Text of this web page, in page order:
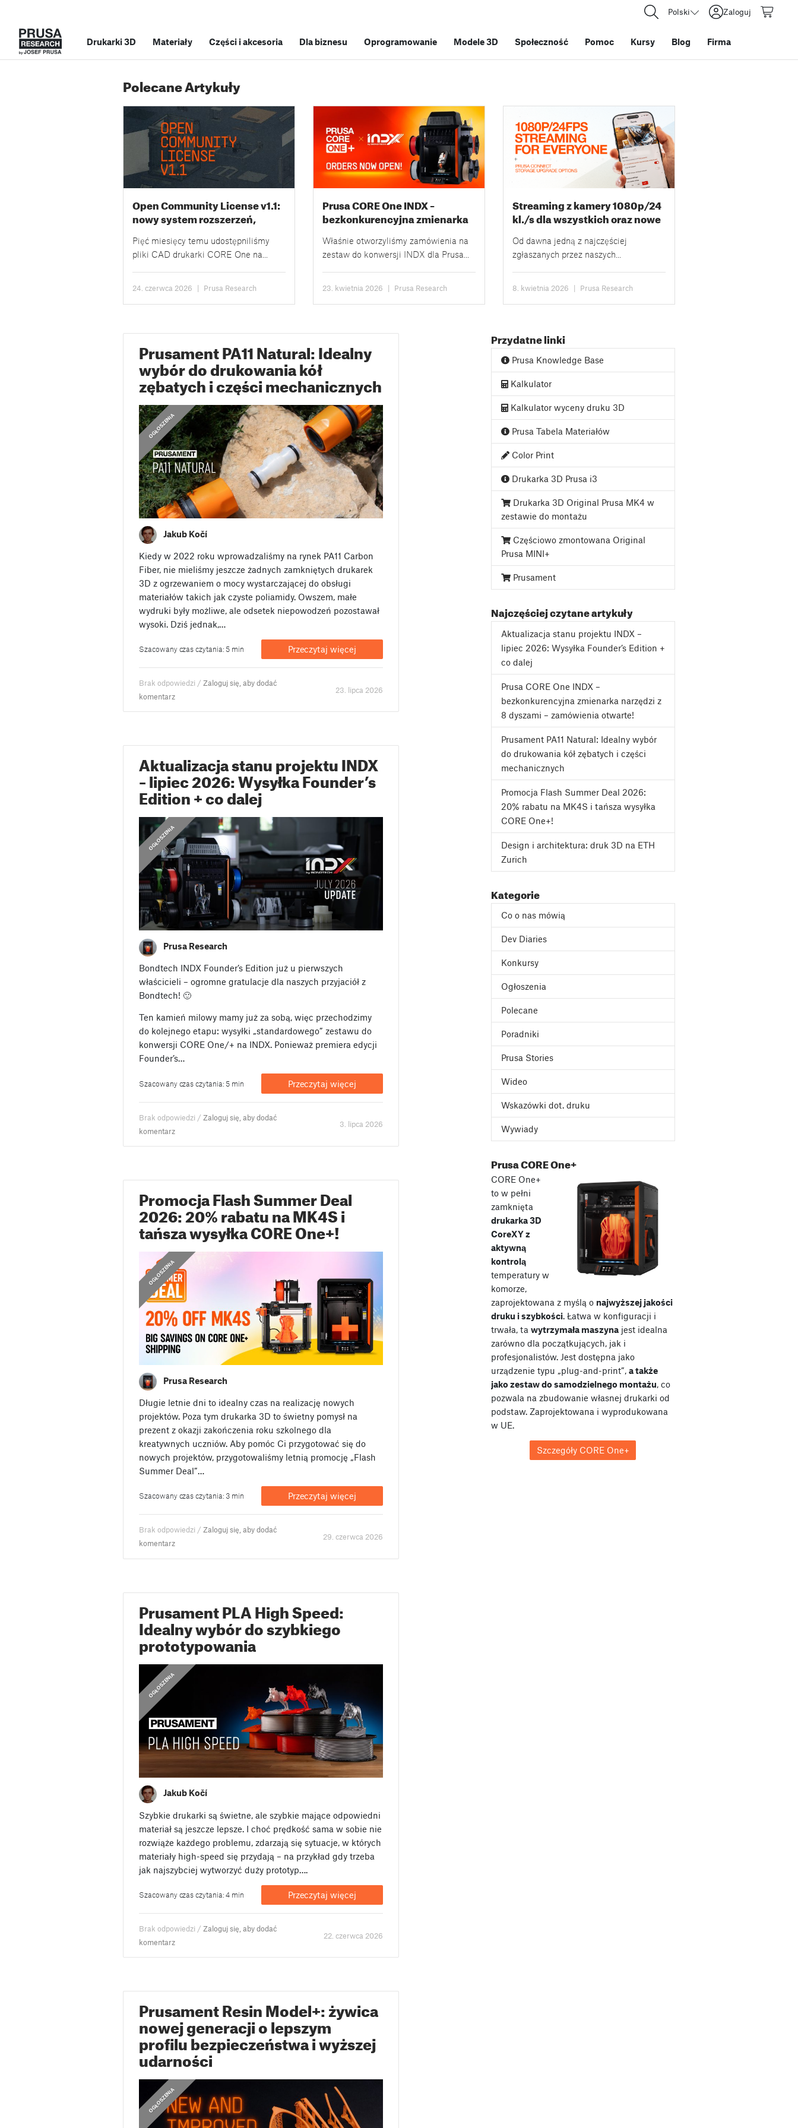
Polski Zaloguj
Drukarki 3D Materiały Części i akcesoria Dla biznesu Oprogramowanie Modele 3D Społeczność Pomoc Kursy Blog Firma
Polecane Artykuły
Open Community License v1.1:
nowy system rozszerzeń,
pytania
Pięć miesięcy temu udostępniliśmy
pliki CAD drukarki CORE One na
24. czerwca 2026 | Prusa Research
Prusa CORE One INDX –
bezkonkurencyjna zmienarka
zamówienia otwarte!
Właśnie otworzyliśmy zamówienia na
zestaw do konwersji INDX dla Prusa
23. kwietnia 2026 | Prusa Research
Streaming z kamery 1080p/24
kl./s dla wszystkich oraz nowe
PrusaConnect
Od dawna jedną z najczęściej
zgłaszanych przez naszych
8. kwietnia 2026 | Prusa Research
Prusament PA11 Natural: Idealny
wybór do drukowania kół
zębatych i części mechanicznych
OGŁOSZENIA
Jakub Kočí
Kiedy w 2022 roku wprowadzaliśmy na rynek PA11 Carbon
Fiber, nie mieliśmy jeszcze żadnych zamkniętych drukarek
3D z ogrzewaniem o mocy wystarczającej do obsługi
materiałów takich jak czyste poliamidy. Owszem, małe
wydruki były możliwe, ale odsetek niepowodzeń pozostawał
wysoki. Dziś jednak,…
Szacowany czas czytania: 5 min Przeczytaj więcej
Brak odpowiedzi /Zaloguj się, aby dodać
komentarz
23. lipca 2026
Aktualizacja stanu projektu INDX
– lipiec 2026: Wysyłka Founder’s
Edition + co dalej
OGŁOSZENIA
Prusa Research
Bondtech INDX Founder’s Edition już u pierwszych
właścicieli – ogromne gratulacje dla naszych przyjaciół z
Bondtech! 🙂
Ten kamień milowy mamy już za sobą, więc przechodzimy
do kolejnego etapu: wysyłki „standardowego” zestawu do
konwersji CORE One/+ na INDX. Ponieważ premiera edycji
Founder’s…
Szacowany czas czytania: 5 min Przeczytaj więcej
Brak odpowiedzi /Zaloguj się, aby dodać
komentarz
3. lipca 2026
Promocja Flash Summer Deal
2026: 20% rabatu na MK4S i
tańsza wysyłka CORE One+!
OGŁOSZENIA
Prusa Research
Długie letnie dni to idealny czas na realizację nowych
projektów. Poza tym drukarka 3D to świetny pomysł na
prezent z okazji zakończenia roku szkolnego dla
kreatywnych uczniów. Aby pomóc Ci przygotować się do
nowych projektów, przygotowaliśmy letnią promocję „Flash
Summer Deal”…
Szacowany czas czytania: 3 min Przeczytaj więcej
Brak odpowiedzi /Zaloguj się, aby dodać
komentarz
29. czerwca 2026
Prusament PLA High Speed:
Idealny wybór do szybkiego
prototypowania
OGŁOSZENIA
OGŁOSZENIA
Jakub Kočí
Szybkie drukarki są świetne, ale szybkie mające odpowiedni
materiał są jeszcze lepsze. I choć prędkość sama w sobie nie
rozwiąże każdego problemu, zdarzają się sytuacje, w których
materiały high-speed się przydają – na przykład gdy trzeba
jak najszybciej wytworzyć duży prototyp….
Szacowany czas czytania: 4 min Przeczytaj więcej
Brak odpowiedzi /Zaloguj się, aby dodać
komentarz
22. czerwca 2026
Prusament Resin Model+: żywica
nowej generacji o lepszym
profilu bezpieczeństwa i wyższej
udarności
OGŁOSZENIA
Przydatne linki
Prusa Knowledge Base
Kalkulator
Kalkulator wyceny druku 3D
Prusa Tabela Materiałów
Color Print
Drukarka 3D Prusa i3
Drukarka 3D Original Prusa MK4 w
zestawie do montażu
Częściowo zmontowana Original
Prusa MINI+
Prusament
Najczęściej czytane artykuły
Aktualizacja stanu projektu INDX –
lipiec 2026: Wysyłka Founder’s Edition +
co dalej
Prusa CORE One INDX –
bezkonkurencyjna zmienarka narzędzi z
8 dyszami – zamówienia otwarte!
Prusament PA11 Natural: Idealny wybór
do drukowania kół zębatych i części
mechanicznych
Promocja Flash Summer Deal 2026:
20% rabatu na MK4S i tańsza wysyłka
CORE One+!
Design i architektura: druk 3D na ETH
Zurich
Kategorie
Co o nas mówią
Dev Diaries
Konkursy
Ogłoszenia
Polecane
Poradniki
Prusa Stories
Wideo
Wskazówki dot. druku
Wywiady
Prusa CORE One+
CORE One+
to w pełni
zamknięta
drukarka 3D
CoreXY z
aktywną
kontrolą
temperatury w
komorze,
zaprojektowana z myślą o najwyższej jakości
druku i szybkości. Łatwa w konfiguracji i
trwała, ta wytrzymała maszynajest idealna
zarówno dla początkujących, jak i
profesjonalistów. Jest dostępna jako
urządzenie typu „plug-and-print”, a także
jako zestaw do samodzielnego montażu, co
pozwala na zbudowanie własnej drukarki od
podstaw. Zaprojektowana i wyprodukowana
w UE.
Szczegóły CORE One+